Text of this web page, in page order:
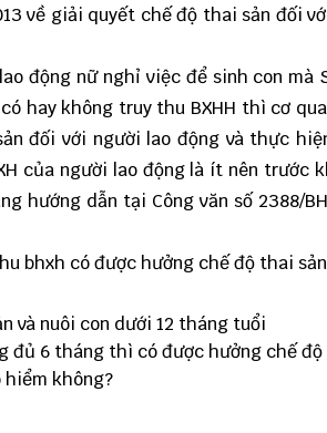
về giải quyết chế độ thai sản đối
động nữ nghỉ việc để sinh con mà
hay không truy thu BXHH thì cơ
đối với người lao động và thực
của người lao động là ít nên
hướng dẫn tại Công văn số 2388/
bhxh có được hưởng chế độ thai
và nuôi con dưới 12 tháng tuổi
6 tháng thì có được hưởng chế
không?